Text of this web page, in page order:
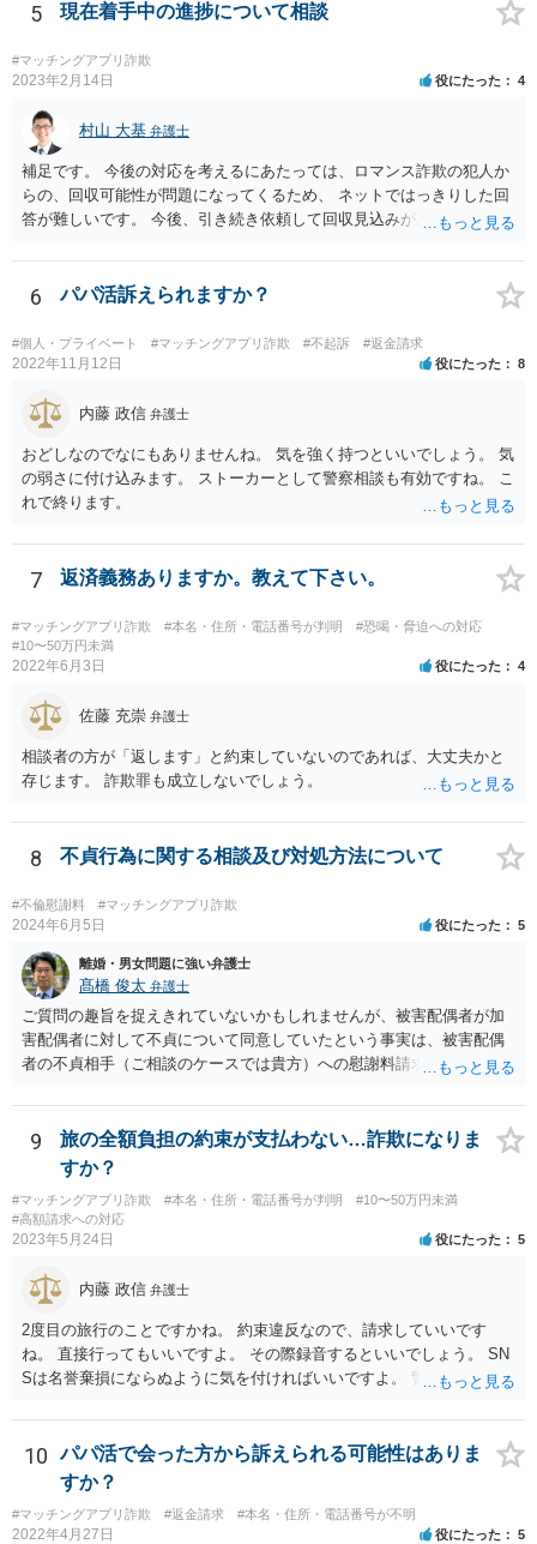
5 現在着手中の進捗について相談
#マッチングアプリ詐欺
2023年2月14日 役にたった 4
村山 大基 弁護士
補足です。 今後の対応を考えるにあたっては、ロマンス詐欺の犯人か
らの、回収可能性が問題になってくるため、 ネットではっきりした回
答が難しいです。 今後、引き続き依頼して回収見込みがあるのなら、
このまま続けても相手からの回収が全然見込めないようなケースな
ら、ここで依頼を終了したい、着手金を一部返してくれないかとか、
6 パパ活訴えられますか？
#個人・プライベート #マッチングアプリ詐欺 #不起訴 #返金請求
2022年11月12日 役にたった 8
内藤 政信 弁護士
おどしなのでなにもありませんね。 気を強く持つといいでしょう。 気
の弱さに付け込みます。 ストーカーとして警察相談も有効ですね。 こ
れで終ります。
7 返済義務ありますか。教えて下さい。
#マッチングアプリ詐欺 #本名・住所・電話番号が判明
#恐喝・脅迫への対応
#10〜50万円未満
2022年6月3日 役にたった 4
佐藤 充崇 弁護士
相談者の方が「返します」と約束していないのであれば、大丈夫かと
存じます。 詐欺罪も成立しないでしょう。
8 不貞行為に関する相談及び対処方法について
#不倫慰謝料 #マッチングアプリ詐欺
2024年6月5日 役にたった 5
離婚・男女問題に強い弁護士
髙橋 俊太 弁護士
ご質問の趣旨を捉えきれていないかもしれませんが、被害配偶者が加
害配偶者に対して不貞について同意していたという事実は、被害配偶
者の不貞相手（ご相談のケースでは貴方）への慰謝料請求に対する反
9
旅の全額負担の約束が支払わない…詐欺になりま
すか？
#マッチングアプリ詐欺 #本名・住所・電話番号が判明
#10〜50万円未満
#高額請求への対応
2023年5月24日 役にたった 5
内藤 政信 弁護士
2度目の旅行のことですかね。 約束違反なので、請求していいです
ね。 直接行ってもいいですよ。 その際録音するといいでしょう。 SN
Sは名誉棄損にならぬように気を付ければいいですよ。 警察に行って
10
パパ活で会った方から訴えられる可能性はありま
すか？
#マッチングアプリ詐欺 #返金請求 #本名・住所・電話番号が不明
2022年4月27日 役にたった 5